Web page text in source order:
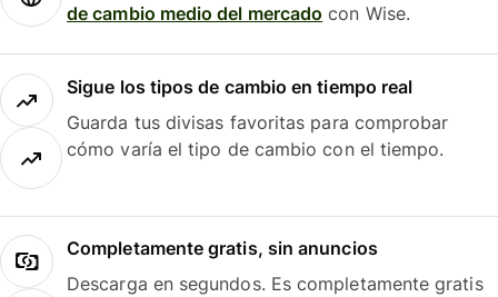
de cambio medio del mercado con Wise.
Sigue los tipos de cambio en tiempo real
Guarda tus divisas favoritas para comprobar
cómo varía el tipo de cambio con el tiempo.
Completamente gratis, sin anuncios
Descarga en segundos. Es completamente gratis